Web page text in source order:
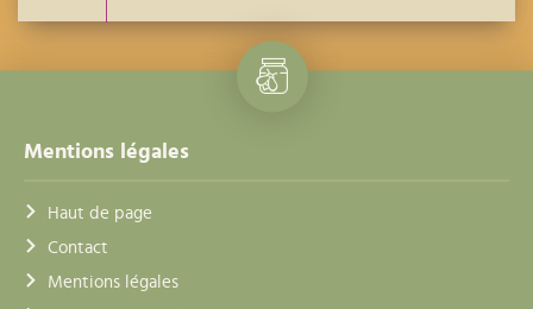
Mentions légales
Haut de page
Contact
Mentions légales